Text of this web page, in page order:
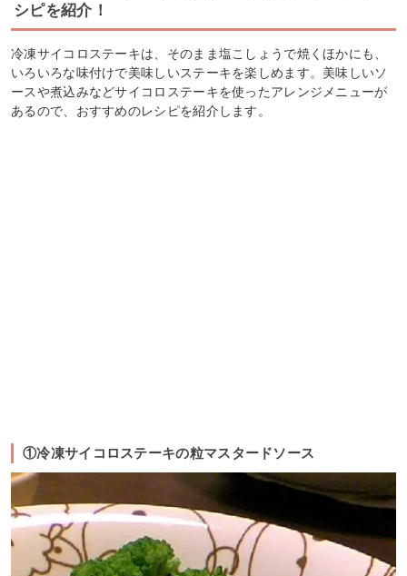
シピを紹介！
冷凍サイコロステーキは、そのまま塩こしょうで焼くほかにも、
いろいろな味付けで美味しいステーキを楽しめます。美味しいソ
ースや煮込みなどサイコロステーキを使ったアレンジメニューが
あるので、おすすめのレシピを紹介します。
①冷凍サイコロステーキの粒マスタードソース